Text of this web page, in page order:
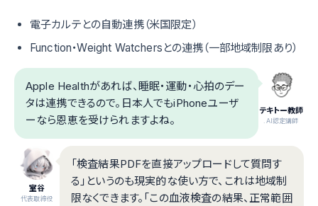
電子カルテとの自動連携（米国限定）
Function・Weight Watchersとの連携（一部地域制限あり）
テキトー教師
.AI認定講師
Apple Healthがあれば、睡眠・運動・心拍のデー
タは連携できるので。日本人でもiPhoneユーザ
ーなら恩恵を受けられますよね。
室谷
代表取締役
「検査結果PDFを直接アップロードして質問す
る」というのも現実的な使い方で、これは地域制
限なくできます。「この血液検査の結果、正常範囲